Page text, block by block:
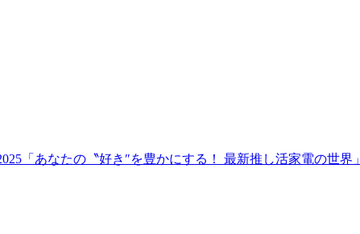
「あなたの〝好き″を豊かにする！ 最新推し活家電の世界」